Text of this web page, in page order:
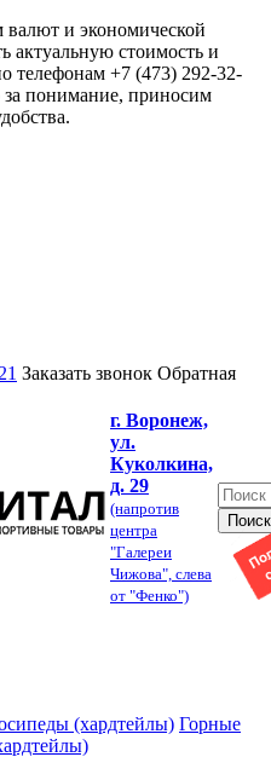
валют и экономической
актуальную стоимость и
телефонам +7 (473) 292-32-
за понимание, приносим
Заказать звонок Обратная
г. Воронеж,
ул.
Куколкина,
д. 29
(напротив
центра
"Галереи
Чижова", слева
от "Фенко")
Горные